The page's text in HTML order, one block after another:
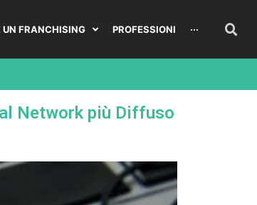
UN FRANCHISING PROFESSIONI ···
Network più Diffuso